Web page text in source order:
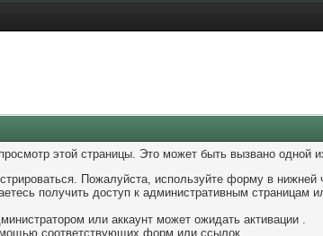
этой страницы. Это может быть вызвано одной
Пожалуйста, используйте форму в нижней
получить доступ к административным страницам
или аккаунт может ожидать активации .
соответствующих форм или ссылок.